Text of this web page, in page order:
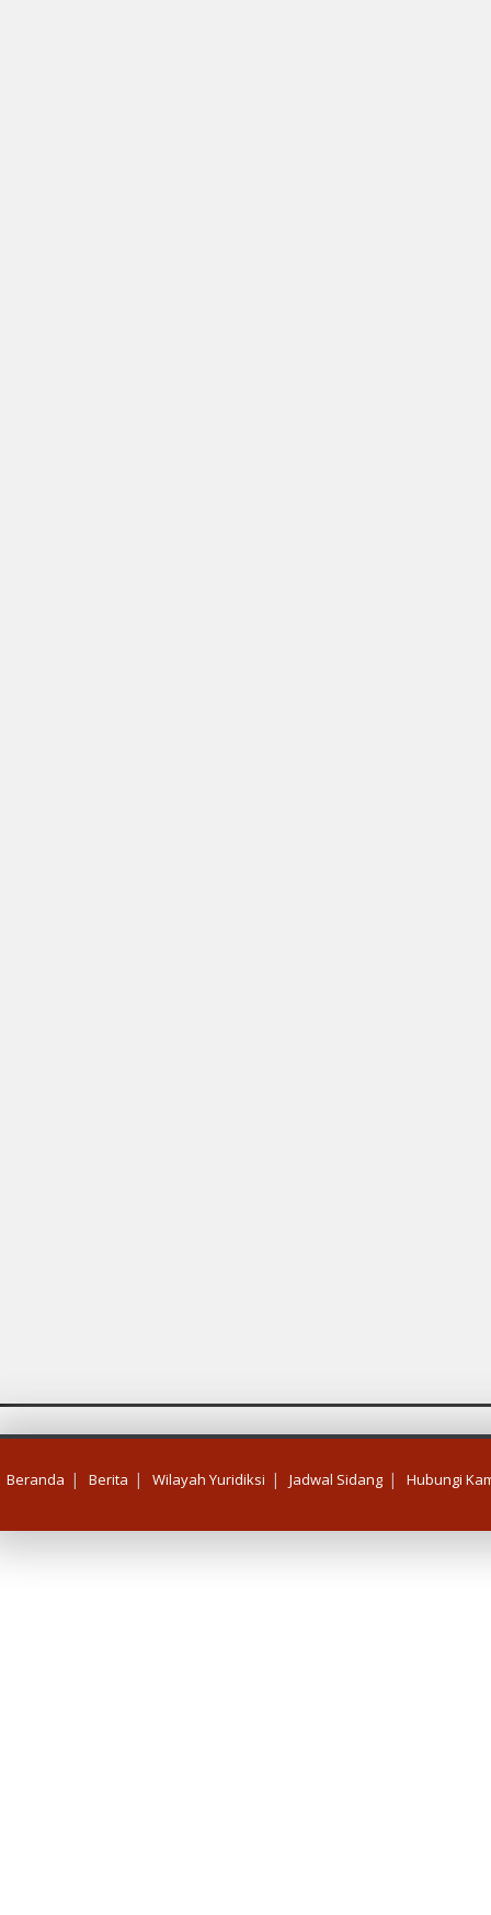
Beranda | Berita | Wilayah Yuridiksi | Jadwal Sidang | Hubungi